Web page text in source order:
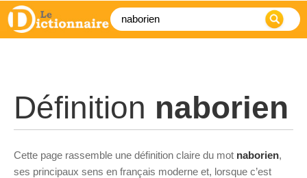
Définition naborien
Cette page rassemble une définition claire du mot naborien,
ses principaux sens en français moderne et, lorsque c’est